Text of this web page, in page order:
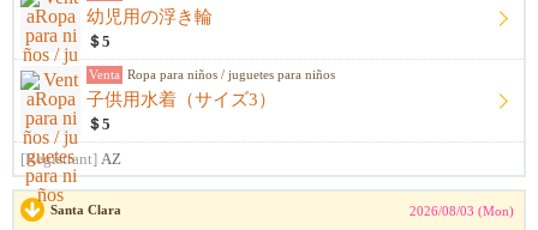
幼児用の浮き輪
＄5
Venta Ropa para niños / juguetes para niños
子供用水着（サイズ3）
＄5
[Registrant] AZ
Santa Clara 2026/08/03 (Mon)